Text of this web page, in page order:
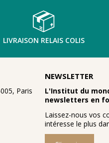
LIVRAISON RELAIS COLIS
Paris
NEWSLETTER
L'Institut du
newsletters en
Laissez-nous vos
intéresse le plus